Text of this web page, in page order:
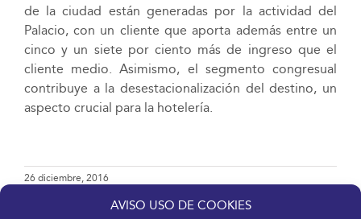
AVISO USO DE COOKIES
de la ciudad están generadas por la actividad del
Palacio, con un cliente que aporta además entre un
cinco y un siete por ciento más de ingreso que el
cliente medio. Asimismo, el segmento congresual
contribuye a la desestacionalización del destino, un
aspecto crucial para la hotelería.
26 diciembre, 2016